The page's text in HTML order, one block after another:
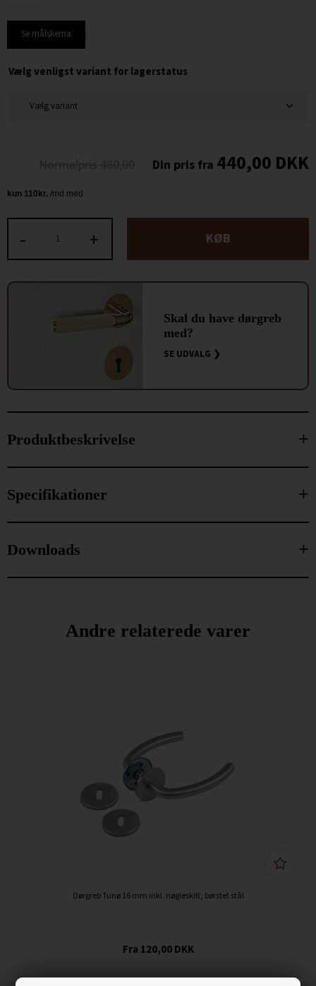
Se målskema
Vælg venligst variant for lagerstatus
440,00 DKK
+
- KØB
Skal du have dørgreb
med?
SE UDVALG ❯
Produktbeskrivelse
Specifikationer
Downloads
Andre relaterede varer
Dørgreb Tunø 16 mm inkl. nøgleskilt, børstet stål
120,00DKK